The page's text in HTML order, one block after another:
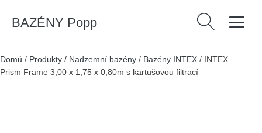
BAZÉNY Popp Vyhledávání
Domů / Produkty / Nadzemní bazény / Bazény INTEX / INTEX
Prism Frame 3,00 x 1,75 x 0,80m s kartušovou filtrací